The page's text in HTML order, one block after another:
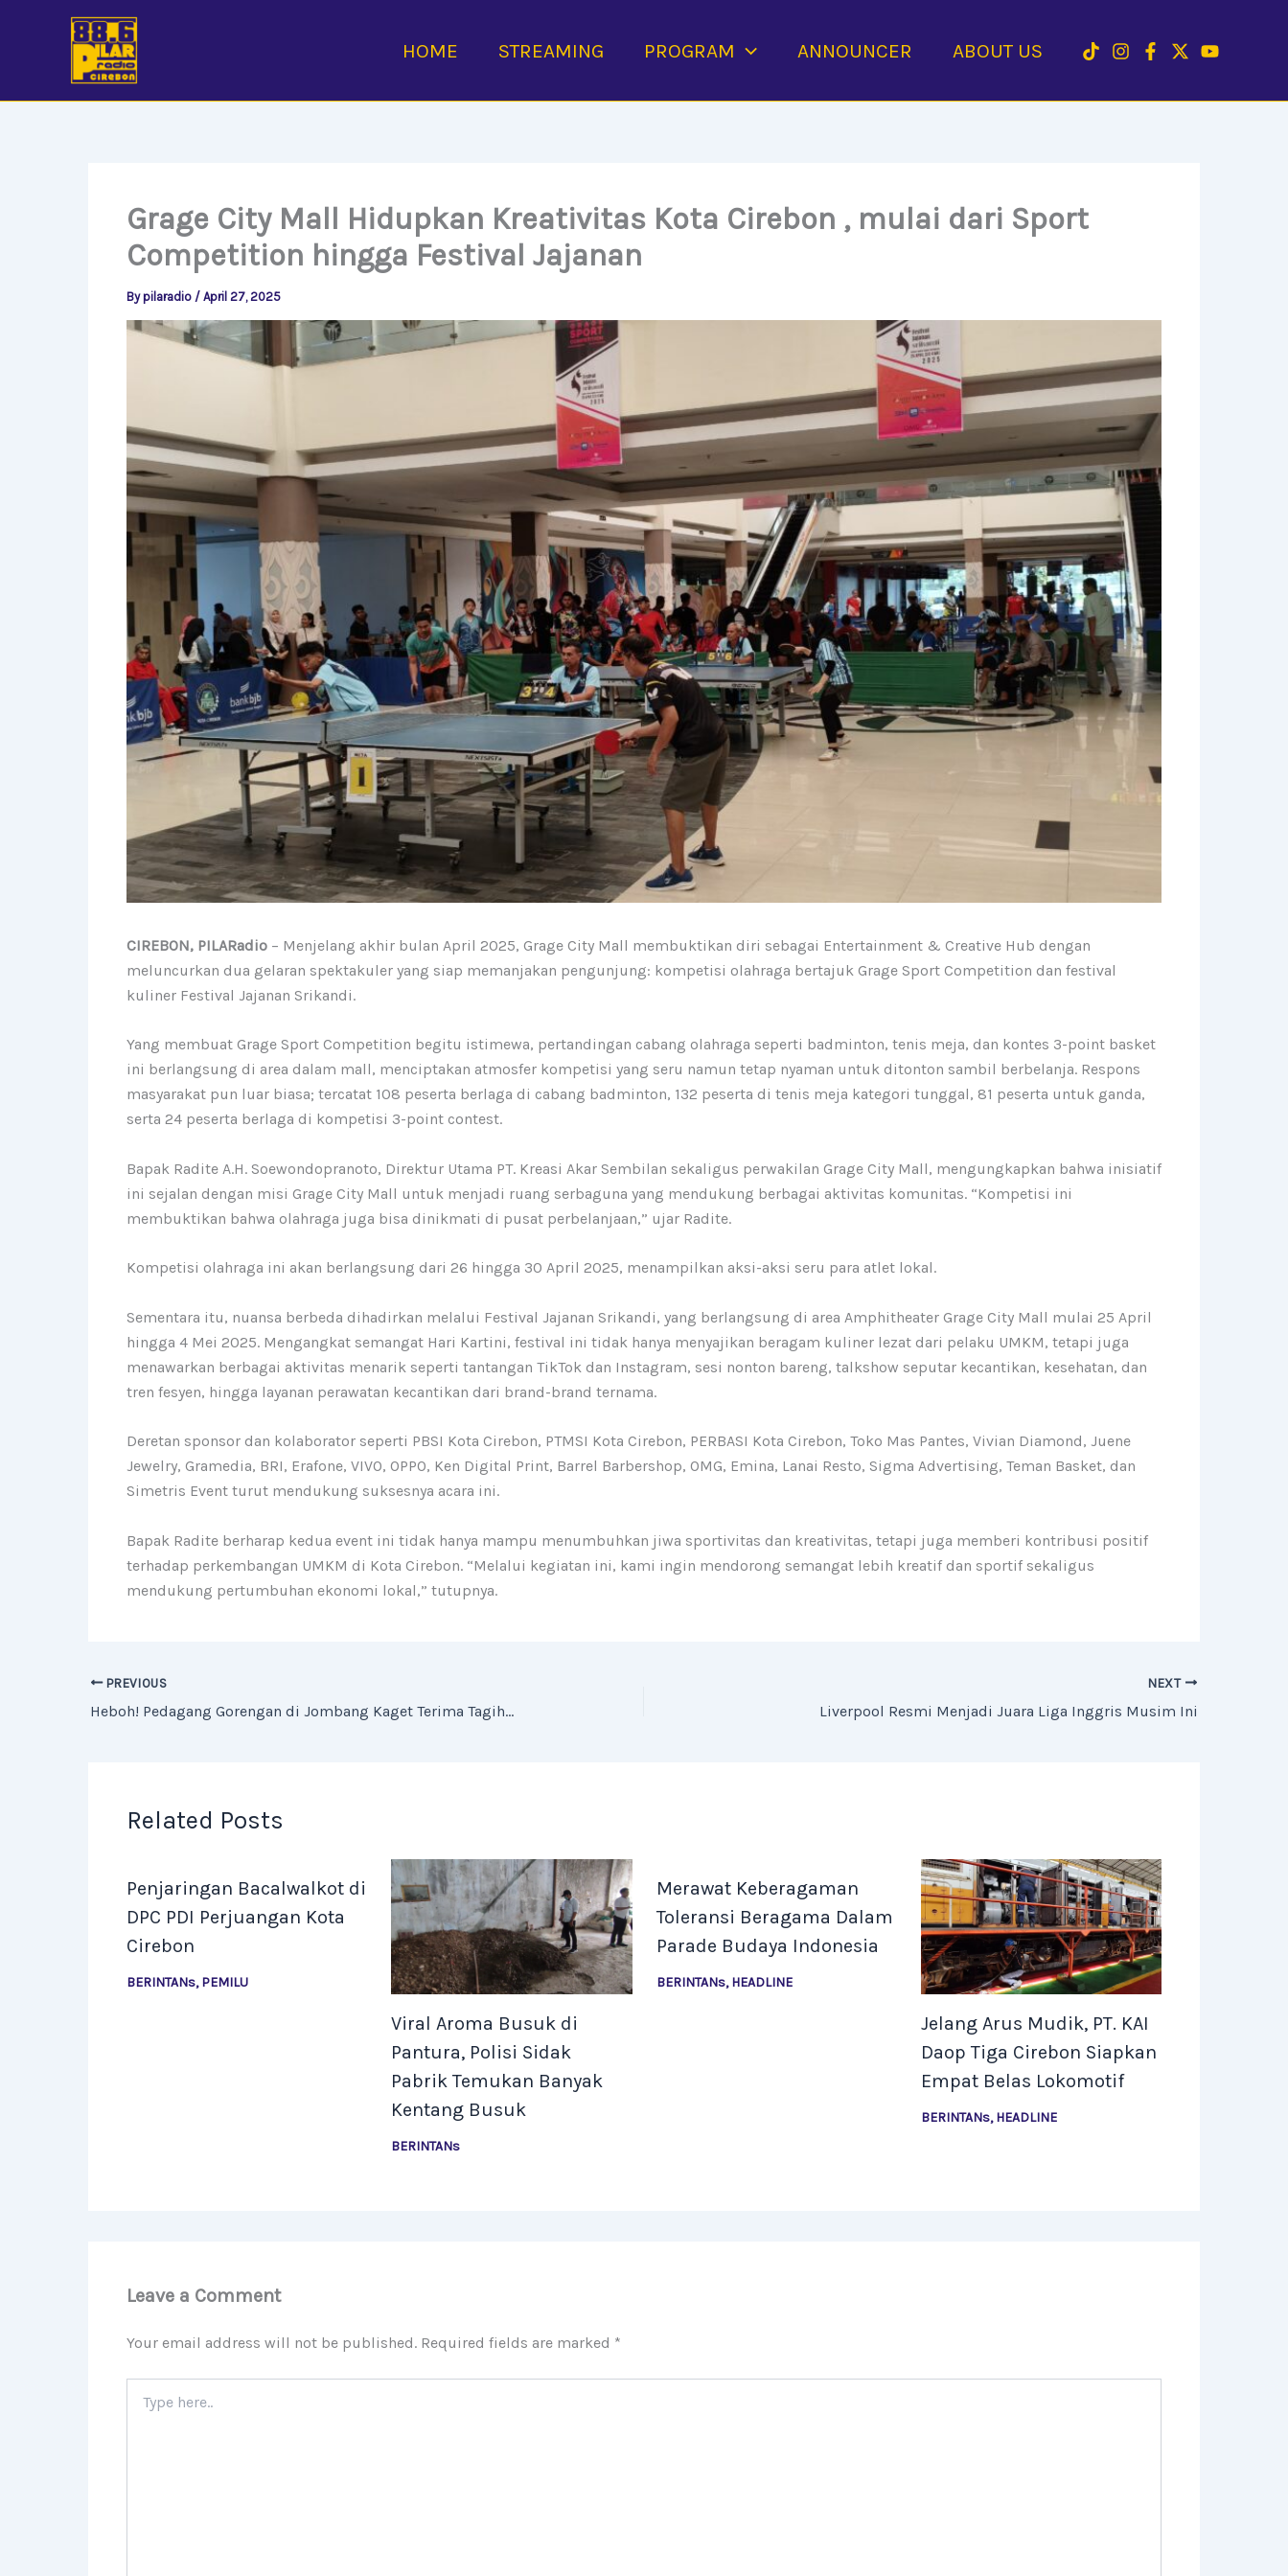
HOME STREAMING PROGRAM ANNOUNCER ABOUT US
Grage City Mall Hidupkan Kreativitas Kota Cirebon , mulai dari Sport
Competition hingga Festival Jajanan
Bypilaradio / April 27, 2025
CIREBON, PILARadio – Menjelang akhir bulan April 2025, Grage City Mall membuktikan diri sebagai Entertainment & Creative Hub dengan
meluncurkan dua gelaran spektakuler yang siap memanjakan pengunjung: kompetisi olahraga bertajuk Grage Sport Competition dan festival
kuliner Festival Jajanan Srikandi.
Yang membuat Grage Sport Competition begitu istimewa, pertandingan cabang olahraga seperti badminton, tenis meja, dan kontes 3-point basket
ini berlangsung di area dalam mall, menciptakan atmosfer kompetisi yang seru namun tetap nyaman untuk ditonton sambil berbelanja. Respons
masyarakat pun luar biasa; tercatat 108 peserta berlaga di cabang badminton, 132 peserta di tenis meja kategori tunggal, 81 peserta untuk ganda,
serta 24 peserta berlaga di kompetisi 3-point contest.
Bapak Radite A.H. Soewondopranoto, Direktur Utama PT. Kreasi Akar Sembilan sekaligus perwakilan Grage City Mall, mengungkapkan bahwa inisiatif
ini sejalan dengan misi Grage City Mall untuk menjadi ruang serbaguna yang mendukung berbagai aktivitas komunitas. “Kompetisi ini
membuktikan bahwa olahraga juga bisa dinikmati di pusat perbelanjaan,” ujar Radite.
Kompetisi olahraga ini akan berlangsung dari 26 hingga 30 April 2025, menampilkan aksi-aksi seru para atlet lokal.
Sementara itu, nuansa berbeda dihadirkan melalui Festival Jajanan Srikandi, yang berlangsung di area Amphitheater Grage City Mall mulai 25 April
hingga 4 Mei 2025. Mengangkat semangat Hari Kartini, festival ini tidak hanya menyajikan beragam kuliner lezat dari pelaku UMKM, tetapi juga
menawarkan berbagai aktivitas menarik seperti tantangan TikTok dan Instagram, sesi nonton bareng, talkshow seputar kecantikan, kesehatan, dan
tren fesyen, hingga layanan perawatan kecantikan dari brand-brand ternama.
Deretan sponsor dan kolaborator seperti PBSI Kota Cirebon, PTMSI Kota Cirebon, PERBASI Kota Cirebon, Toko Mas Pantes, Vivian Diamond, Juene
Jewelry, Gramedia, BRI, Erafone, VIVO, OPPO, Ken Digital Print, Barrel Barbershop, OMG, Emina, Lanai Resto, Sigma Advertising, Teman Basket, dan
Simetris Event turut mendukung suksesnya acara ini.
Bapak Radite berharap kedua event ini tidak hanya mampu menumbuhkan jiwa sportivitas dan kreativitas, tetapi juga memberi kontribusi positif
terhadap perkembangan UMKM di Kota Cirebon. “Melalui kegiatan ini, kami ingin mendorong semangat lebih kreatif dan sportif sekaligus
mendukung pertumbuhan ekonomi lokal,” tutupnya.
PREVIOUS
Heboh! Pedagang Gorengan di Jombang Kaget Terima Tagihan Listrik Rp12,7 Juta
NEXT
Liverpool Resmi Menjadi Juara Liga Inggris Musim Ini
Related Posts
Penjaringan Bacalwalkot di
DPC PDI Perjuangan Kota
Cirebon
BERINTANs,PEMILU
Viral Aroma Busuk di
Pantura, Polisi Sidak
Pabrik Temukan Banyak
Kentang Busuk
BERINTANs
Merawat Keberagaman
Toleransi Beragama Dalam
Parade Budaya Indonesia
BERINTANs,HEADLINE
Jelang Arus Mudik, PT. KAI
Daop Tiga Cirebon Siapkan
Empat Belas Lokomotif
BERINTANs,HEADLINE
Leave a Comment
Your email address will not be published. Required fields are marked *
here..